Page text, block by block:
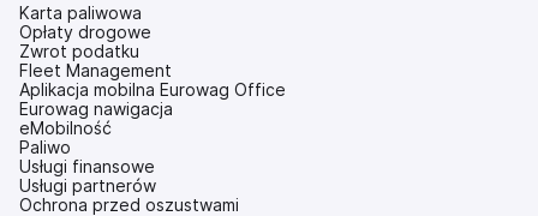
Karta paliwowa
Opłaty drogowe
Zwrot podatku
Fleet Management
Aplikacja mobilna Eurowag Office
Eurowag nawigacja
eMobilność
Paliwo
Usługi finansowe
Usługi partnerów
Ochrona przed oszustwami